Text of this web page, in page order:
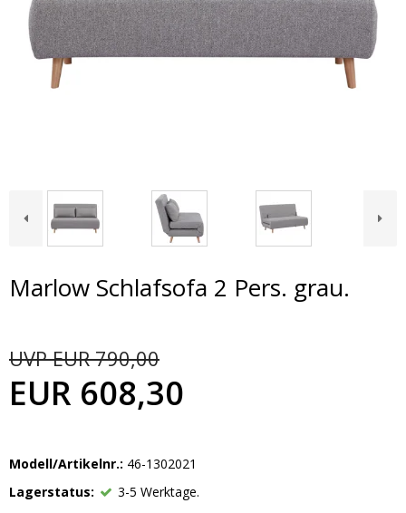
Marlow Schlafsofa 2 Pers. grau.
EUR 608,30
UVP EUR 790,00
Modell/Artikelnr.: 46-1302021
Lagerstatus:
3-5 Werktage.